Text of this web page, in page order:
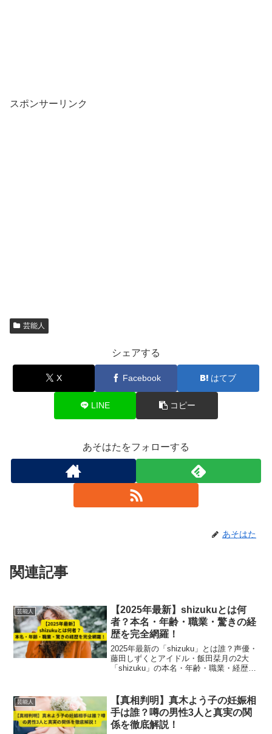
スポンサーリンク
芸能人
シェアする
X Facebook はてブ
LINE コピー
あそはたをフォローする
あそはた
関連記事
芸能人
【2025年最新】shizukuとは何
者？本名・年齢・職業・驚きの経
歴を完全網羅！
2025年最新の「shizuku」とは誰？声優・
藤田しずくとアイドル・飯田栞月の2大
「shizuku」の本名・年齢・職業・経歴を
芸能人
【真相判明】真木よう子の妊娠相
手は誰？噂の男性3人と真実の関
係を徹底解説！